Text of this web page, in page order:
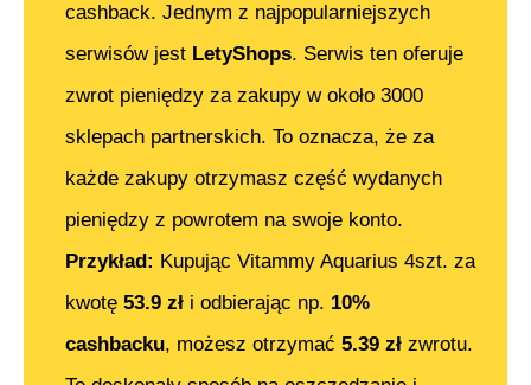
cashback. Jednym z najpopularniejszych
serwisów jest LetyShops. Serwis ten oferuje
zwrot pieniędzy za zakupy w około 3000
sklepach partnerskich. To oznacza, że za
każde zakupy otrzymasz część wydanych
pieniędzy z powrotem na swoje konto.
Przykład: Kupując Vitammy Aquarius 4szt. za
kwotę 53.9 zł i odbierając np. 10%
cashbacku, możesz otrzymać 5.39 zł zwrotu.